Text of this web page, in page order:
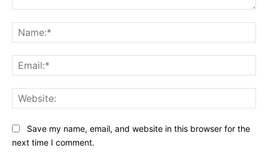
Save my name, email, and website in this browser for the
next time I comment.